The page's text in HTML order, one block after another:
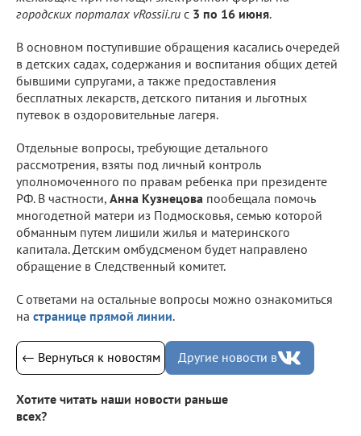
городских порталах vRossii.ru с 3 по 16 июня.
В основном поступившие обращения касались очередей
в детских садах, содержания и воспитания общих детей
бывшими супругами, а также предоставления
бесплатных лекарств, детского питания и льготных
путевок в оздоровительные лагеря.
Отдельные вопросы, требующие детального
рассмотрения, взяты под личный контроль
уполномоченного по правам ребенка при президенте
РФ. В частности, Анна Кузнецова пообещала помочь
многодетной матери из Подмосковья, семью которой
обманным путем лишили жилья и материнского
капитала. Детским омбудсменом будет направлено
обращение в Следственный комитет.
С ответами на остальные вопросы можно ознакомиться
на странице прямой линии.
← Вернуться к новостям Другие новости в
Хотите читать наши новости раньше
всех?